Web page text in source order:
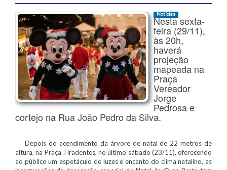
Notícias
Nesta sexta-
feira (29/11),
às 20h,
haverá
projeção
mapeada na
Praça
Vereador
Jorge
Pedrosa e
cortejo na Rua João Pedro da Silva.
Depois do acendimento da árvore de natal de 22 metros de
altura, na Praça Tiradentes, no último sábado (23/11), oferecendo
ao público um espetáculo de luzes e encanto do clima natalino, as